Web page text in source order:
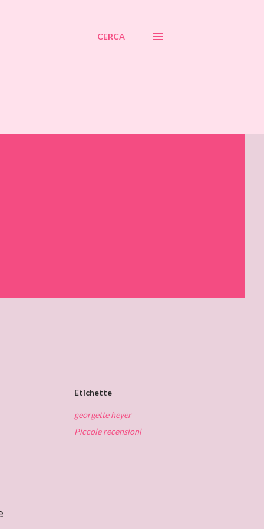
CERCA
Etichette
georgette heyer
Piccole recensioni